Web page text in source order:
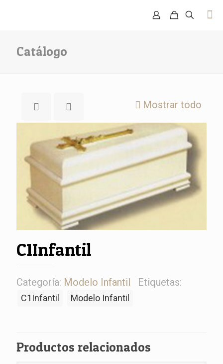
Catálogo
Mostrar todo
C1Infantil
Categoría: Modelo Infantil Etiquetas:
C1Infantil Modelo Infantil
Productos relacionados